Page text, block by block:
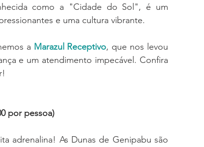
como a "Cidade do Sol", é um
e uma cultura vibrante.
a Marazul Receptivo, que nos levou
e um atendimento impecável. Confira
por pessoa)
adrenalina! As Dunas de Genipabu são